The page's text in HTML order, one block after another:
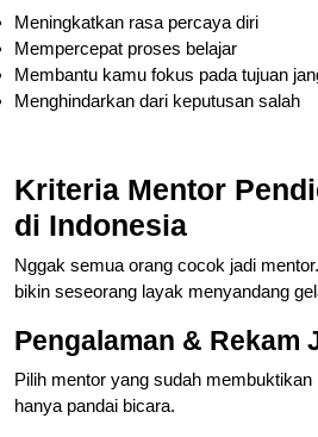
Meningkatkan rasa percaya diri
Mempercepat proses belajar
Membantu kamu fokus pada tujuan
Menghindarkan dari keputusan salah
Kriteria Mentor
di Indonesia
Nggak semua orang cocok jadi
bikin seseorang layak menyandang
Pengalaman & Rekam
Pilih mentor yang sudah
hanya pandai bicara.